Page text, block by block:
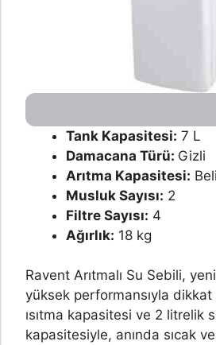
Tank Kapasitesi: 7 L
Damacana Türü: Gizli
Arıtma Kapasitesi:
Musluk Sayısı: 2
Filtre Sayısı: 4
Ağırlık: 18 kg
Ravent Arıtmalı Su Sebili,
yüksek performansıyla
ısıtma kapasitesi ve 2 litrelik
kapasitesiyle, anında sıcak